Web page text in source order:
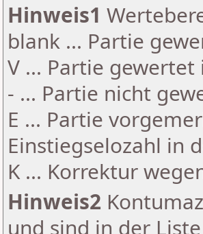
Hinweis1
blank ... Partie
V ... Partie
- ... Partie nicht
E ... Partie
Einstiegselozahl in
K ... Korrektur
Hinweis2
und sind in der